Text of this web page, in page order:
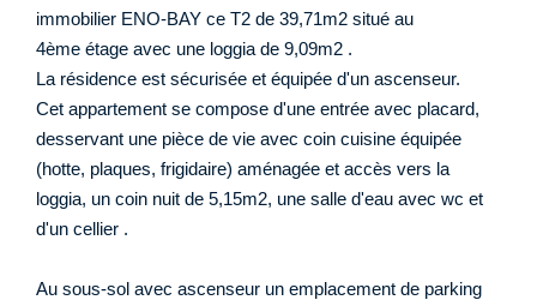
immobilier ENO-BAY ce T2 de 39,71m2 situé au
4ème étage avec une loggia de 9,09m2 .
La résidence est sécurisée et équipée d'un ascenseur.
Cet appartement se compose d'une entrée avec placard,
desservant une pièce de vie avec coin cuisine équipée
(hotte, plaques, frigidaire) aménagée et accès vers la
loggia, un coin nuit de 5,15m2, une salle d'eau avec wc et
d'un cellier .
Au sous-sol avec ascenseur un emplacement de parking